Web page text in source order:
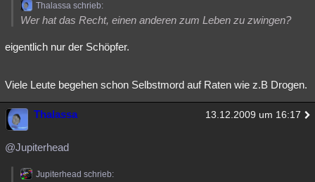
Thalassa schrieb:
Wer hat das Recht, einen anderen zum Leben zu zwingen?
eigentlich nur der Schöpfer.
Viele Leute begehen schon Selbstmord auf Raten wie z.B Drogen.
Thalassa 13.12.2009 um 16:17
@Jupiterhead
Jupiterhead schrieb: